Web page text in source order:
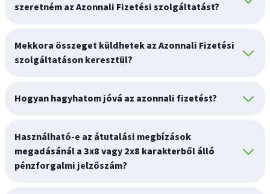
szeretném az Azonnali Fizetési szolgáltatást?
Mekkora összeget küldhetek az Azonnali Fizetési
szolgáltatáson keresztül?
Hogyan hagyhatom jóvá az azonnali fizetést?
Használható-e az átutalási megbízások
megadásánál a 3x8 vagy 2x8 karakterből álló
pénzforgalmi jelzőszám?